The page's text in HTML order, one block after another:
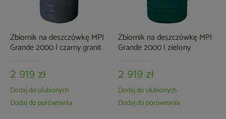
Zbiornik na deszczówkę MPI
Grande 2000 l czarny granit
2 919 zł
Dodaj do ulubionych
Dodaj do porównania
Zbiornik na deszczówkę MPI
Grande 2000 l zielony
2 919 zł
Dodaj do ulubionych
Dodaj do porównania